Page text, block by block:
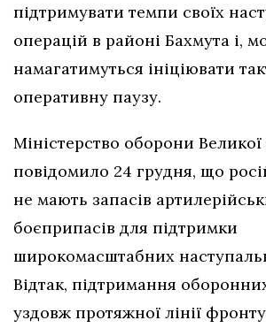
підтримувати темпи своїх
операцій в районі Бахмута і,
намагатимуться ініціювати
оперативну паузу.
Міністерство оборони Великої
повідомило 24 грудня, що
не мають запасів
боєприпасів для підтримки
широкомасштабних
Відтак, підтримання
уздовж протяжної лінії фронту